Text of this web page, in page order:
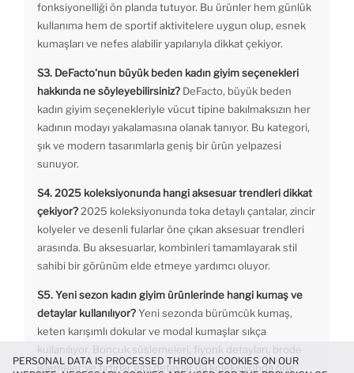
fonksiyonelliği ön planda tutuyor. Bu ürünler hem günlük
kullanıma hem de sportif aktivitelere uygun olup, esnek
kumaşları ve nefes alabilir yapılarıyla dikkat çekiyor.
S3. DeFacto'nun büyük beden kadın giyim seçenekleri
hakkında ne söyleyebilirsiniz? DeFacto, büyük beden
kadın giyim seçenekleriyle vücut tipine bakılmaksızın her
kadının modayı yakalamasına olanak tanıyor. Bu kategori,
şık ve modern tasarımlarla geniş bir ürün yelpazesi
sunuyor.
S4. 2025 koleksiyonunda hangi aksesuar trendleri dikkat
çekiyor?2025 koleksiyonunda toka detaylı çantalar, zincir
kolyeler ve desenli fularlar öne çıkan aksesuar trendleri
arasında. Bu aksesuarlar, kombinleri tamamlayarak stil
sahibi bir görünüm elde etmeye yardımcı oluyor.
S5. Yeni sezon kadın giyim ürünlerinde hangi kumaş ve
detaylar kullanılıyor?Yeni sezonda bürümcük kumaş,
keten karışımlı dokular ve modal kumaşlar sıkça
kullanılıyor. Boncuk süslemeleri, fiyonk detayları, brode
işlemeler ve fırfırlar gibi detaylar da koleksiyonda öne
PERSONAL DATA IS PROCESSED THROUGH COOKIES ON OUR